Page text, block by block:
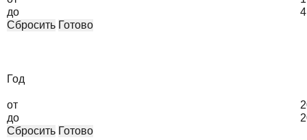
до
Сбросить Готово
Год
от
до
Сбросить Готово